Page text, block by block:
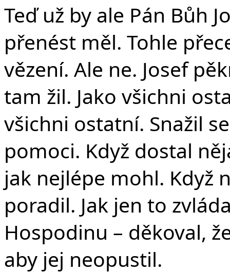
Teď už by ale Pán Bůh
přenést měl. Tohle
vězení. Ale ne. Josef
tam žil. Jako všichni
všichni ostatní. Snažil
pomoci. Když dostal
jak nejlépe mohl. Když
poradil. Jak jen to
Hospodinu – děkoval,
aby jej neopustil.